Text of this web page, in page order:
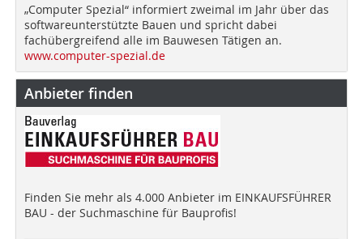
„Computer Spezial“ informiert zweimal im Jahr über das
softwareunterstützte Bauen und spricht dabei
fachübergreifend alle im Bauwesen Tätigen an.
www.computer-spezial.de
Anbieter finden
Finden Sie mehr als 4.000 Anbieter im EINKAUFSFÜHRER
BAU - der Suchmaschine für Bauprofis!